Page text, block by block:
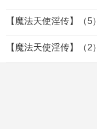
【魔法天使淫传】（5）
【魔法天使淫传】（2）